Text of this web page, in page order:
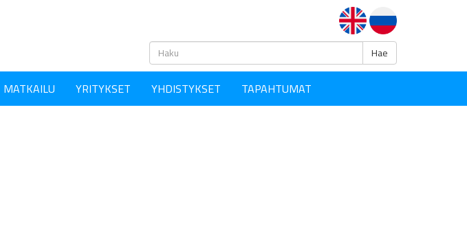
Haku
Hae
MATKAILU YRITYKSET YHDISTYKSET TAPAHTUMAT